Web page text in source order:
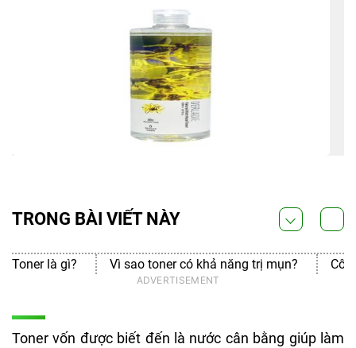
Toner vốn được biết đến là nước cân bằng giúp làm
TRONG BÀI VIẾT NÀY
Toner là gì? Vì sao toner có khả năng trị mụn?